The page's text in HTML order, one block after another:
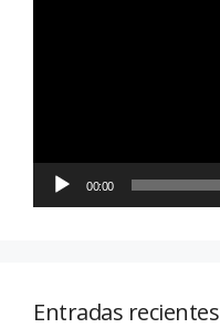
00:00
Entradas recientes